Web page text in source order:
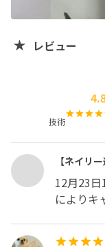
は一切お断りさせ
【フィルイン導入
当店ではお客様
(初回はフィルイ
が付いているか
【初めてのジェ
施術のご説明を
レビュー
技術
【ネイリ
12月23
によりキ